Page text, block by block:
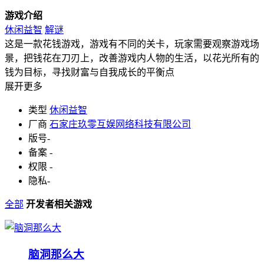
游戏介绍
休闲益智 解谜
这是一款花钱游戏，游戏有不同的关卡，玩家需要观察游戏场
景，把钱花在刀刃上，改善游戏内人物的生活，以花光所有的
钱为目标，寻找财富与自我成长的平衡点
展开更多
类型 休闲益智
厂商 石家庄玖零互娱网络科技有限公司
版号-
备案 -
权限 -
隐私-
全部 开发者相关游戏
脑洞那么大